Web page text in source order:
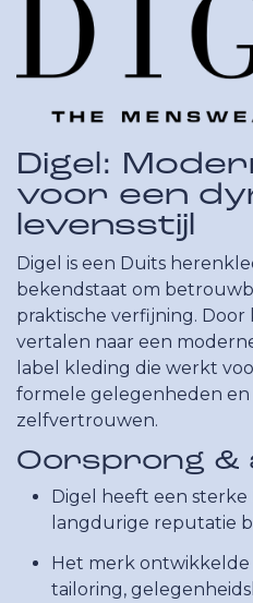
Digel:
voor een
levensstijl
Digel is een Duits
bekendstaat om
praktische verfijning. Door
vertalen naar een
label kleding die werkt
formele gelegenheden en
zelfvertrouwen.
Oorsprong &
Digel heeft een sterke
langdurige reputatie
Het merk
tailoring,